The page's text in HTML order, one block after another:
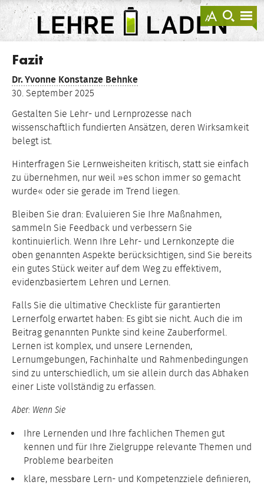
anzeigen
zur
Suche
LEHRE
Fazit
Dr.Yvonne Konstanze Behnke
30. September 2025
Gestalten Sie Lehr- und Lernprozesse nach
wissenschaftlich fundierten Ansätzen, deren Wirksamkeit
belegt ist.
Hinterfragen Sie Lernweisheiten kritisch, statt sie einfach
zu übernehmen, nur weil »es schon immer so gemacht
wurde« oder sie gerade im Trend liegen.
Bleiben Sie dran: Evaluieren Sie Ihre Maßnahmen,
sammeln Sie Feedback und verbessern Sie
kontinuierlich. Wenn Ihre Lehr- und Lernkonzepte die
oben genannten Aspekte berücksichtigen, sind Sie bereits
ein gutes Stück weiter auf dem Weg zu effektivem,
evidenzbasiertem Lehren und Lernen.
Falls Sie die ultimative Checkliste für garantierten
Lernerfolg erwartet haben: Es gibt sie nicht. Auch die im
Beitrag genannten Punkte sind keine Zauberformel.
Lernen ist komplex, und unsere Lernenden,
Lernumgebungen, Fachinhalte und Rahmenbedingungen
sind zu unterschiedlich, um sie allein durch das Abhaken
einer Liste vollständig zu erfassen.
Aber: Wenn Sie
Ihre Lernenden und Ihre fachlichen Themen gut
kennen und für Ihre Zielgruppe relevante Themen und
Probleme bearbeiten
klare, messbare Lern- und Kompetenzziele definieren,